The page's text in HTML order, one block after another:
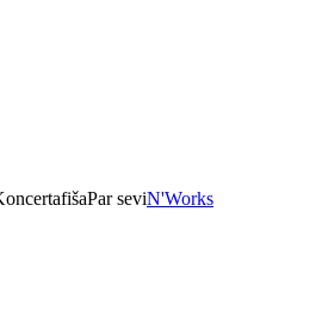
Par seviN'Works